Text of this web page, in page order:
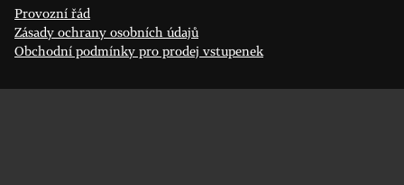
Provozní řád
Zásady ochrany osobních údajů
Obchodní podmínky pro prodej vstupenek